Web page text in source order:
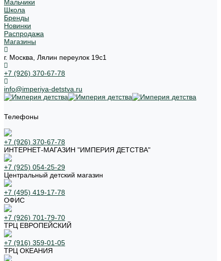
Мальчики
Школа
Бренды
Новинки
Распродажа
Магазины
г. Москва, Лялин переулок 19с1
+7 (926) 370-67-78
info@imperiya-detstva.ru
Телефоны
+7 (926) 370-67-78
ИНТЕРНЕТ-МАГАЗИН "ИМПЕРИЯ ДЕТСТВА"
+7 (925) 054-25-29
Центральный детский магазин
+7 (495) 419-17-78
ОФИС
+7 (926) 701-79-70
ТРЦ ЕВРОПЕЙСКИЙ
+7 (916) 359-01-05
ТРЦ ОКЕАНИЯ